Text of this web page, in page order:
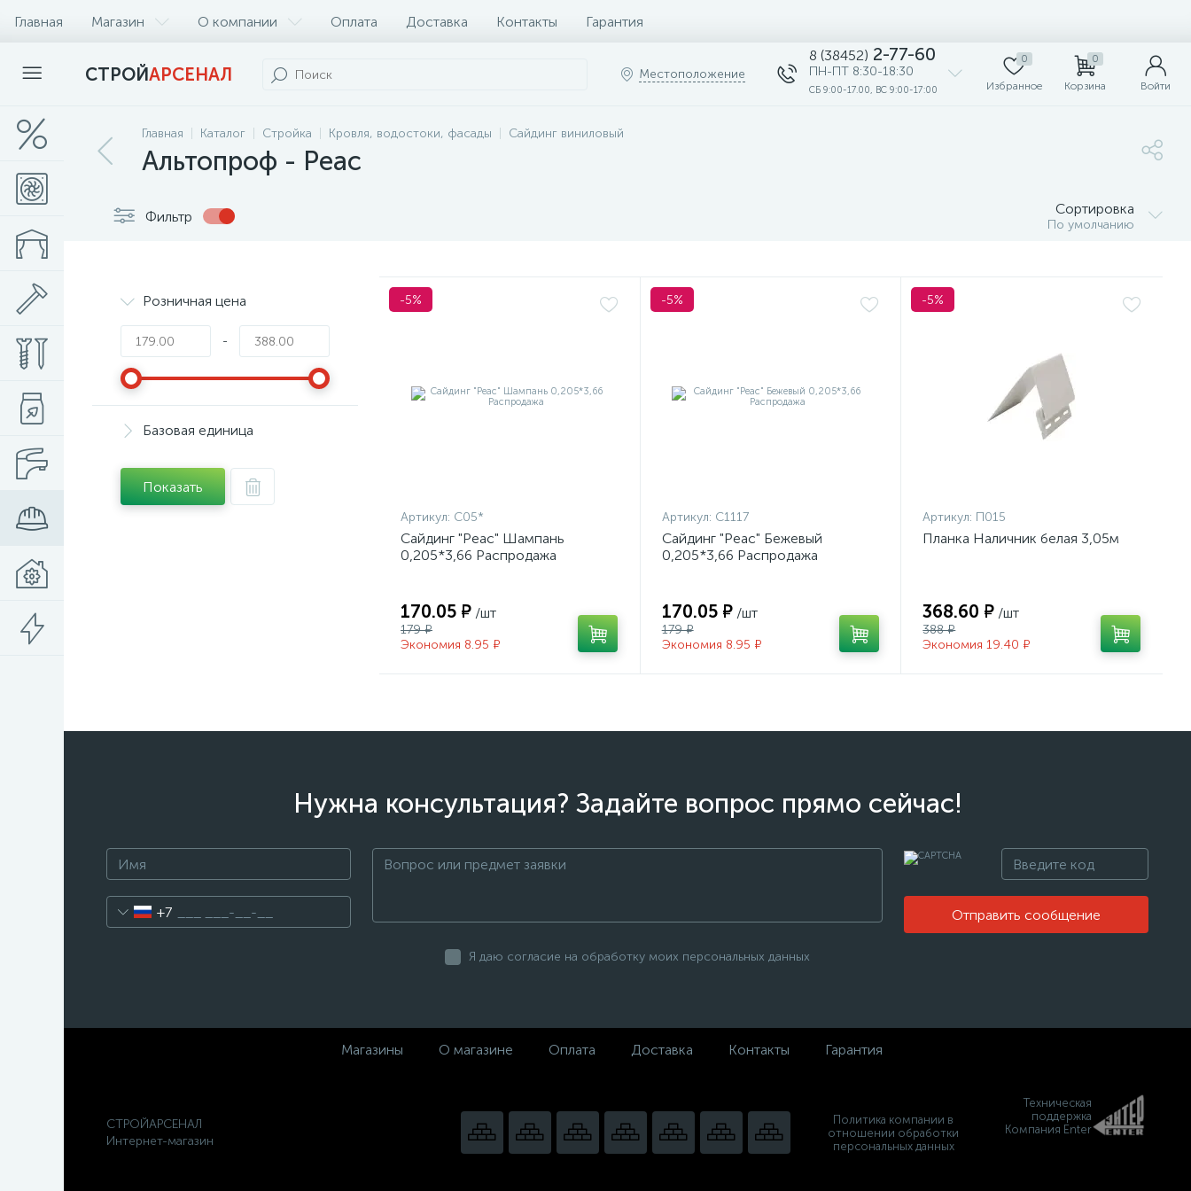
Главная Магазин О компании Оплата Доставка Контакты Гарантия
СТРОЙАРСЕНАЛ Местоположение
8 (38452) 2-77-60
ПН-ПТ 8:30-18:30
СБ 9:00-17.00, ВС 9:00-17:00
0
Избранное
0
Корзина Войти
Главная Каталог Стройка Кровля, водостоки, фасады Сайдинг виниловый
Альтопроф - Реас
Фильтр Сортировка
По умолчанию
Розничная цена
-
Базовая единица
Показать
-5%
Артикул: С05*
Сайдинг "Реас" Шампань
0,205*3,66 Распродажа
170.05 ₽ /шт
179 ₽
Экономия 8.95 ₽
-5%
Артикул: С1117
Сайдинг "Реас" Бежевый
0,205*3,66 Распродажа
170.05 ₽ /шт
179 ₽
Экономия 8.95 ₽
-5%
Артикул: П015
Планка Наличник белая 3,05м
368.60 ₽ /шт
388 ₽
Экономия 19.40 ₽
Нужна консультация? Задайте вопрос прямо сейчас!
+7 Отправить сообщение
Я даю согласие на обработку моих персональных данных
Магазины О магазине Оплата Доставка Контакты Гарантия
СТРОЙАРСЕНАЛ
Интернет-магазин
Политика компании в
отношении обработки
персональных данных
Техническая
поддержка
Компания Enter